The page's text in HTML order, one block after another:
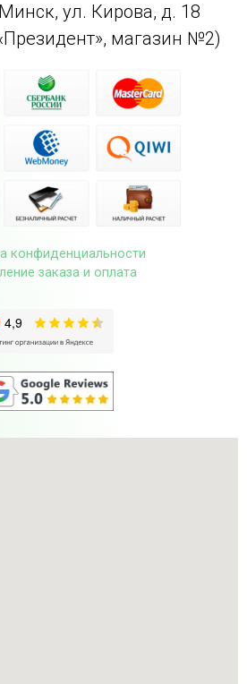
ул. Кирова, д. 18
магазин №2)
конфиденциальности
заказа и оплата